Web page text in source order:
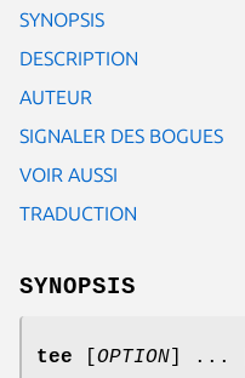
SYNOPSIS
DESCRIPTION
AUTEUR
SIGNALER DES BOGUES
VOIR AUSSI
TRADUCTION
SYNOPSIS
tee OPTION ] ... [